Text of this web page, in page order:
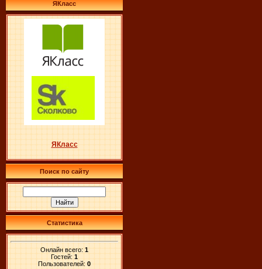
ЯКласс
ЯКласс
Поиск по сайту
Статистика
Онлайн всего: 1
Гостей: 1
Пользователей: 0